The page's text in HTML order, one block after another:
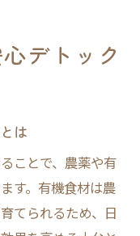
知ろう
果的な理由
活を実現
を軽減
とコツ
方が重要
秘密に迫る
デトック
は
ことで、農薬や有
す。有機食材は農
てられるため、日